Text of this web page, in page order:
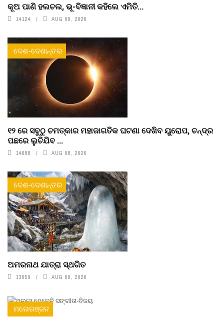
କୂଅ ପାଣି ହଲଚଲ, ଭୂ-ବିଜ୍ଞାନୀ କହିଲେ ଏମିତି...
14124 AUG 09, 2026
ଦେଶ-ଦେଶାନ୍ତର
୧୨ ରେ ସବୁଠୁ ଚମତ୍କାର ମହାଜାଗତିକ ଘଟଣା ଦେଖିବ ୟୁରୋପ, ଚନ୍ଦ୍ର
ପଛରେ ଲୁଚିଯିବ ...
14688 AUG 08, 2026
ଦେଶ-ଦେଶାନ୍ତର
ଅମରନାଥ ଯାତ୍ରା ସ୍ଥଗିତ
13659 AUG 09, 2026
ମନୋରଞ୍ଜନ